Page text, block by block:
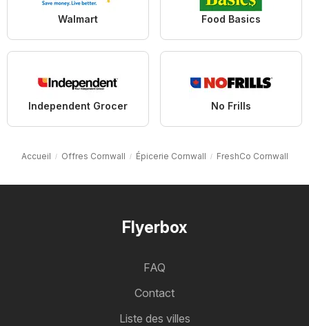
Walmart Food Basics
Independent Grocer No Frills
Accueil Offres Cornwall Épicerie Cornwall FreshCo Cornwall
Flyerbox
FAQ
Contact
Liste des villes